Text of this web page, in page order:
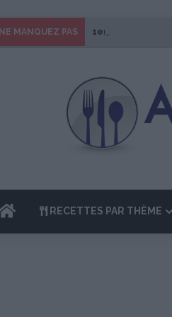
NE MANQUEZ PAS 1er Édition de
ACCUEILRECETTES PAR THÈME